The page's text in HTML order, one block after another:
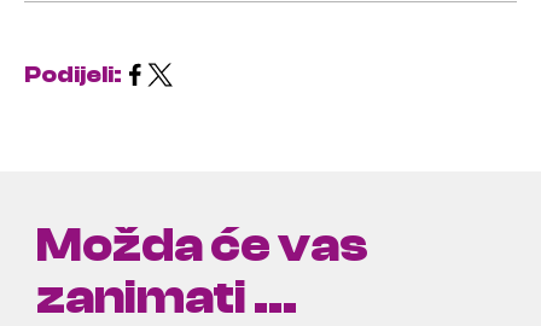
Podijeli:
Možda će vas
zanimati ...